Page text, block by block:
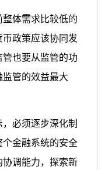
体需求比较低的
政策应该协同发
也要从监管的功
管的效益最大
必须逐步深化制
金融系统的安全
调能力，探索新